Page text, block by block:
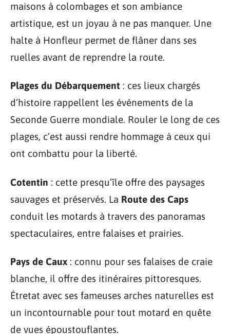
maisons à colombages et son ambiance
artistique, est un joyau à ne pas manquer. Une
halte à Honfleur permet de flâner dans ses
ruelles avant de reprendre la route.
Plages du Débarquement : ces lieux chargés
d’histoire rappellent les événements de la
Seconde Guerre mondiale. Rouler le long de ces
plages, c’est aussi rendre hommage à ceux qui
ont combattu pour la liberté.
Cotentin : cette presqu’île offre des paysages
sauvages et préservés. La Route des Caps
conduit les motards à travers des panoramas
spectaculaires, entre falaises et prairies.
Pays de Caux : connu pour ses falaises de craie
blanche, il offre des itinéraires pittoresques.
Étretat avec ses fameuses arches naturelles est
un incontournable pour tout motard en quête
de vues époustouflantes.